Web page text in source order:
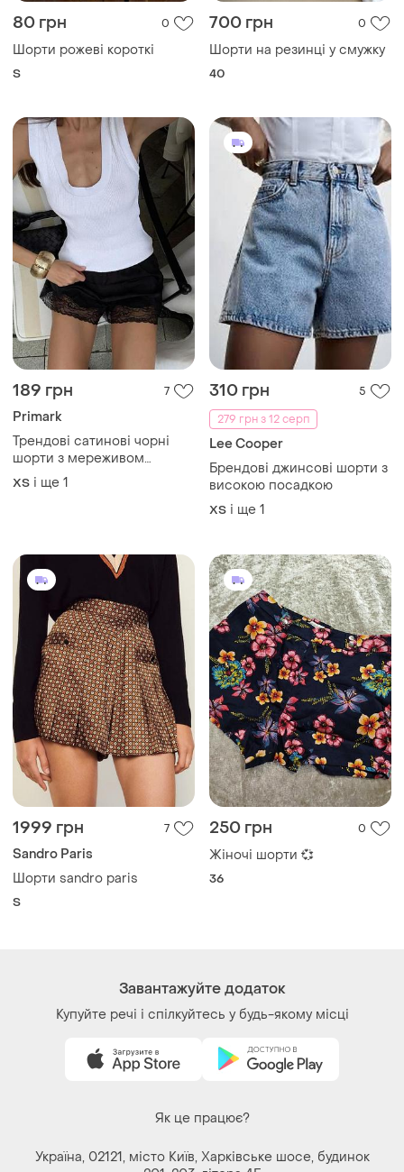
80 грн 0
Шорти рожеві короткі
S
700 грн 0
Шорти на резинці у смужку
40
189 грн 7
Primark
Трендові сатинові чорні
шорти з мереживом
primark
ХS і ще 1
310 грн
5
279 грн з 12 серп
Lee Cooper
Брендові джинсові шорти з
високою посадкою
ХS і ще 1
1999 грн 7
Sandro Paris
Шорти sandro paris
S
250 грн 0
Жіночі шорти 💞
36
Завантажуйте додаток
Купуйте речі і спілкуйтесь у будь-якому місці
Як це працює?
Україна, 02121, місто Київ, Харківське шосе, будинок